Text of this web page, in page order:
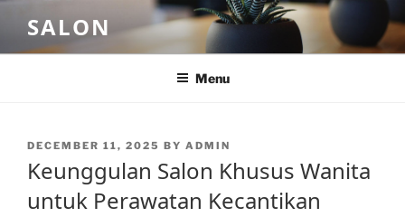
content
SALON
Menu
POSTED
DECEMBER 11, 2025 BY ADMIN
Keunggulan Salon Khusus Wanita
untuk Perawatan Kecantikan